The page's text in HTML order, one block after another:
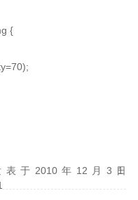
{
1
表于2010年12月3日